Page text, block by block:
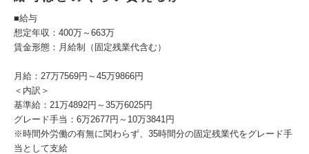
■給与
想定年収：400万～663万
賃金形態：月給制（固定残業代含む）
月給：27万7569円～45万9866円
＜内訳＞
基準給：21万4892円～35万6025円
グレード手当：6万2677円～10万3841円
※時間外労働の有無に関わらず、35時間分の固定残業代をグレード手
当として支給